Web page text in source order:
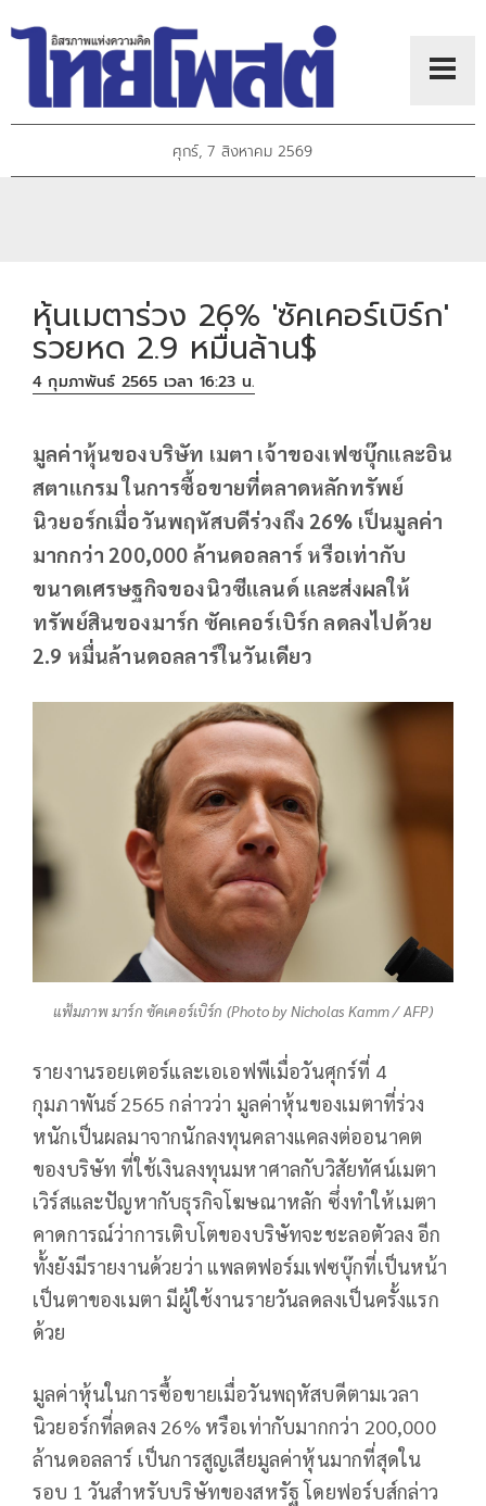
ศุกร์, 7 สิงหาคม 2569
หุ้นเมตาร่วง 26% 'ซัคเคอร์เบิร์ก'
รวยหด 2.9 หมื่นล้าน$
4 กุมภาพันธ์ 2565 เวลา 16:23 น.
มูลค่าหุ้นของบริษัท เมตา เจ้าของเฟซบุ๊กและอิน
สตาแกรม ในการซื้อขายที่ตลาดหลักทรัพย์
นิวยอร์กเมื่อวันพฤหัสบดีร่วงถึง 26% เป็นมูลค่า
มากกว่า 200,000 ล้านดอลลาร์ หรือเท่ากับ
ขนาดเศรษฐกิจของนิวซีแลนด์ และส่งผลให้
ทรัพย์สินของมาร์ก ซัคเคอร์เบิร์ก ลดลงไปด้วย
2.9 หมื่นล้านดอลลาร์ในวันเดียว
แฟ้มภาพ มาร์ก ซัคเคอร์เบิร์ก (Photo by Nicholas Kamm / AFP)
รายงานรอยเตอร์และเอเอฟพีเมื่อวันศุกร์ที่ 4
กุมภาพันธ์ 2565 กล่าวว่า มูลค่าหุ้นของเมตาที่ร่วง
หนักเป็นผลมาจากนักลงทุนคลางแคลงต่ออนาคต
ของบริษัท ที่ใช้เงินลงทุนมหาศาลกับวิสัยทัศน์เมตา
เวิร์สและปัญหากับธุรกิจโฆษณาหลัก ซึ่งทำให้เมตา
คาดการณ์ว่าการเติบโตของบริษัทจะชะลอตัวลง อีก
ทั้งยังมีรายงานด้วยว่า แพลตฟอร์มเฟซบุ๊กที่เป็นหน้า
เป็นตาของเมตา มีผู้ใช้งานรายวันลดลงเป็นครั้งแรก
ด้วย
มูลค่าหุ้นในการซื้อขายเมื่อวันพฤหัสบดีตามเวลา
นิวยอร์กที่ลดลง 26% หรือเท่ากับมากกว่า 200,000
ล้านดอลลาร์ เป็นการสูญเสียมูลค่าหุ้นมากที่สุดใน
รอบ 1 วันสำหรับบริษัทของสหรัฐ โดยฟอร์บส์กล่าว